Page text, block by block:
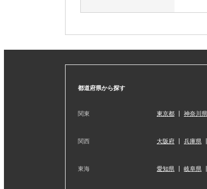
都道府県から探す
関東 東京都 神奈川県
関西 大阪府 兵庫県
東海 愛知県 岐阜県